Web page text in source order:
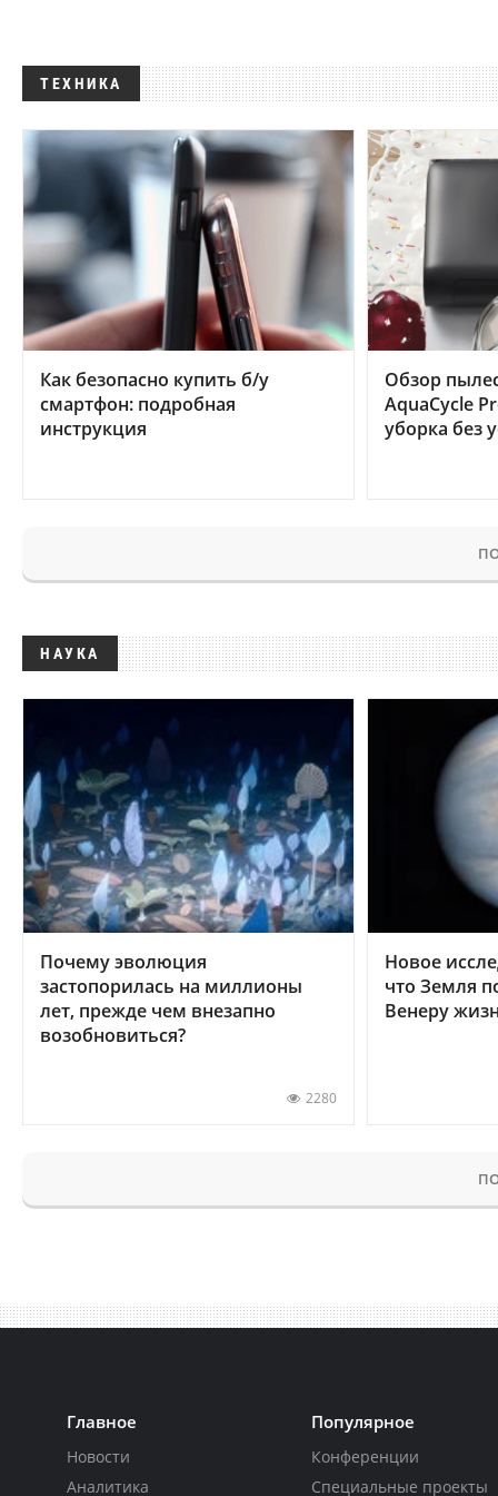
ТЕХНИКА
Как безопасно купить б/у
смартфон: подробная
инструкция
Обзор
AquaCycle
уборка без
НАУКА
Почему эволюция
застопорилась на миллионы
лет, прежде чем внезапно
возобновиться?
2280
Новое
что Земля
Венеру
Главное
Новости
Аналитика
Популярное
Конференции
Специальные проекты